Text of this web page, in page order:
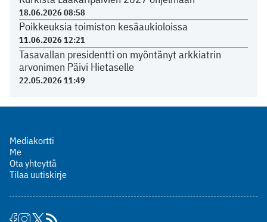
18.06.2026 08:58
Poikkeuksia toimiston kesäaukioloissa
11.06.2026 12:21
Tasavallan presidentti on myöntänyt arkkiatrin
arvonimen Päivi Hietaselle
22.05.2026 11:49
Mediakortti
Me
Ota yhteyttä
Tilaa uutiskirje